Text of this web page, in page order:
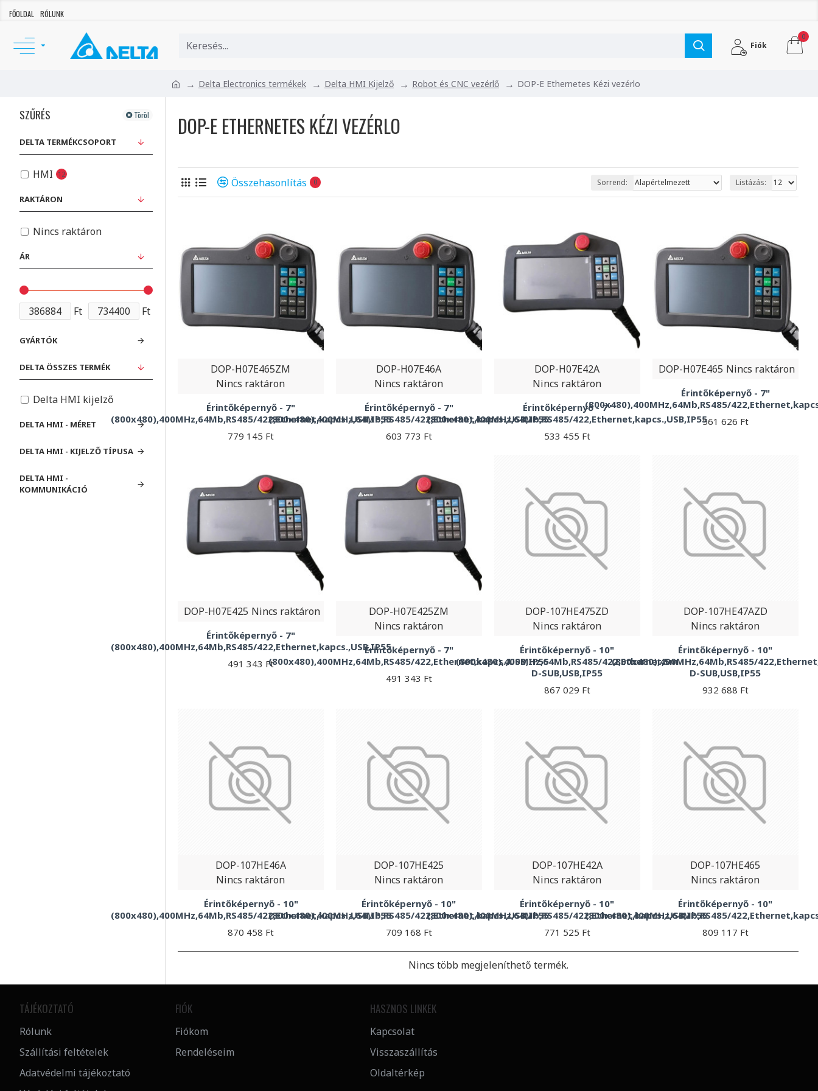
FŐOLDAL RÓLUNK
Fiók
0
Delta Electronics termékek Delta HMI Kijelző Robot és CNC vezérlő DOP-E Ethernetes Kézi vezérlo
SZŰRÉS Töröl
ÁR
Ft Ft
GYÁRTÓK
DELTA HMI - MÉRET
DELTA ÖSSZES TERMÉK
Delta HMI kijelző
DELTA HMI - KIJELZŐ TÍPUSA
DELTA HMI -
KOMMUNIKÁCIÓ
DELTA TERMÉKCSOPORT
HMI 12
RAKTÁRON
Nincs raktáron
DOP-E ETHERNETES KÉZI VEZÉRLO
Összehasonlítás 0 Sorrend: Listázás:
DOP-H07E465ZM
Nincs raktáron
Érintőképernyő - 7"
(800x480),400MHz,64Mb,RS485/422,Ethernet,kapcs.,USB,IP55
779 145 Ft
DOP-H07E46A
Nincs raktáron
Érintőképernyő - 7"
(800x480),400MHz,64Mb,RS485/422,Ethernet,kapcs.,USB,IP55
603 773 Ft
DOP-H07E42A
Nincs raktáron
Érintőképernyő - 7"
(800x480),400MHz,64Mb,RS485/422,Ethernet,kapcs.,USB,IP55
533 455 Ft
DOP-H07E465 Nincs raktáron
Érintőképernyő - 7"
(800x480),400MHz,64Mb,RS485/
561 626 Ft
DOP-H07E425 Nincs raktáron
Érintőképernyő - 7"
(800x480),400MHz,64Mb,RS485/422,Ethernet,kapcs.,USB,IP55
491 343 Ft
DOP-H07E425ZM
Nincs raktáron
Érintőképernyő - 7"
(800x480),400MHz,64Mb,RS485/422,Ethernet,kapcs.,USB,IP55
491 343 Ft
DOP-107HE475ZD
Nincs raktáron
Érintőképernyő - 10"
(800x480),400MHz,64Mb,RS485/422,Ethernet,5m
D-SUB,USB,IP55
867 029 Ft
DOP-107HE47AZD
Nincs raktáron
Érintőképernyő - 10"
(800x480),400MHz,64Mb,RS485/
D-SUB,USB,IP55
932 688 Ft
DOP-107HE46A
Nincs raktáron
Érintőképernyő - 10"
(800x480),400MHz,64Mb,RS485/422,Ethernet,kapcs.,USB,IP55
870 458 Ft
DOP-107HE425
Nincs raktáron
Érintőképernyő - 10"
(800x480),400MHz,64Mb,RS485/422,Ethernet,kapcs.,USB,IP55
709 168 Ft
DOP-107HE42A
Nincs raktáron
Érintőképernyő - 10"
(800x480),400MHz,64Mb,RS485/422,Ethernet,kapcs.,USB,IP55
771 525 Ft
DOP-107HE465
Nincs raktáron
Érintőképernyő - 10"
(800x480),400MHz,64Mb,RS485/
809 117 Ft
Nincs több megjeleníthető termék.
TÁJÉKOZTATÓ
Rólunk
Szállítási feltételek
Adatvédelmi tájékoztató
FIÓK
Fiókom
Rendeléseim
HASZNOS LINKEK
Kapcsolat
Visszaszállítás
Oldaltérkép